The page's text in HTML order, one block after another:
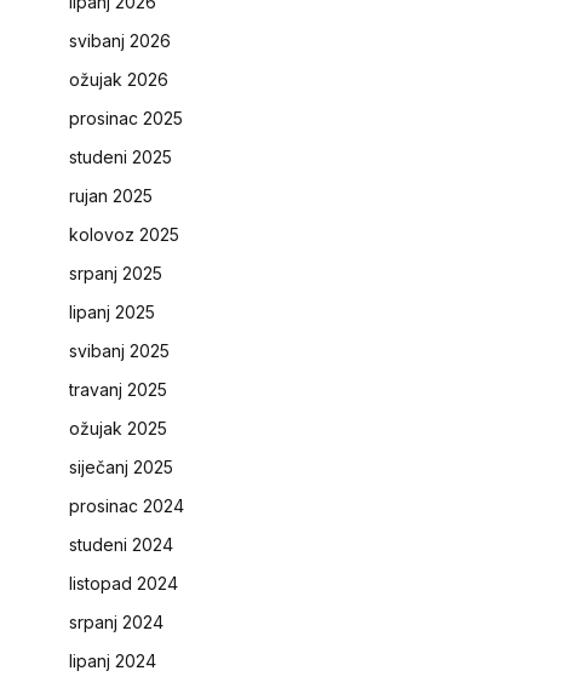
svibanj 2026
ožujak 2026
prosinac 2025
studeni 2025
rujan 2025
kolovoz 2025
srpanj 2025
lipanj 2025
svibanj 2025
travanj 2025
ožujak 2025
siječanj 2025
prosinac 2024
studeni 2024
listopad 2024
srpanj 2024
lipanj 2024